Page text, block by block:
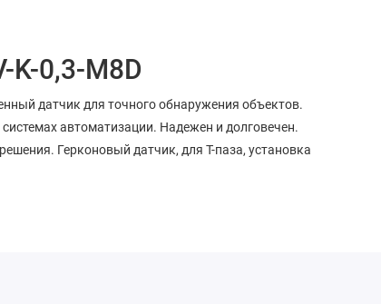
K-0,3-M8D
датчик для точного обнаружения объектов.
автоматизации. Надежен и долговечен.
Герконовый датчик, для Т-паза, установка